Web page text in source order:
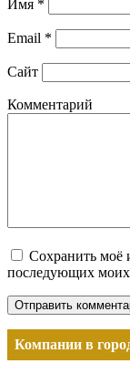
Имя *
Email *
Сайт
Комментарий
Сохранить моё
последующих
Компании в